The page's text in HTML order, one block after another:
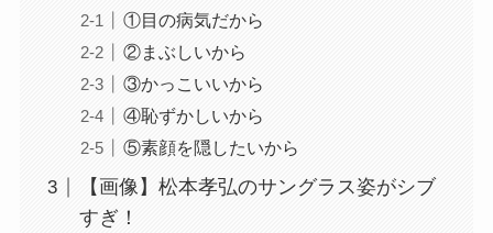
①目の病気だから
②まぶしいから
③かっこいいから
④恥ずかしいから
⑤素顔を隠したいから
【画像】松本孝弘のサングラス姿がシブ
すぎ！